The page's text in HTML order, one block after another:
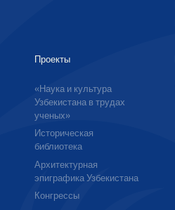
Проекты
«Наука и культура
Узбекистана в трудах
ученых»
Историческая
библиотека
Архитектурная
эпиграфика Узбекистана
Конгрессы